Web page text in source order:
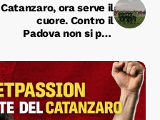
Catanzaro, ora serve il
cuore. Contro il
Padova non si può